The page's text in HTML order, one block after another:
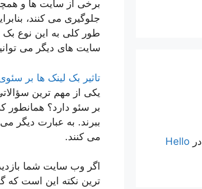
جلوگیری می کنند،
طور کلی به این نوع بک
سایت های دیگر می
تاثیر بک لینک ها بر
یکی از مهم ترین
بر سئو دارد؟ همانطور
ببرند. به عبارت دیگر
می کنند.
اگر وب سایت شما
ترین نکته این است که
در Hello